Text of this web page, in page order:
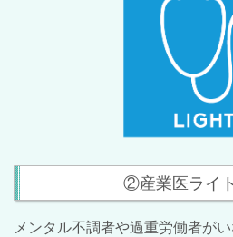
②産業医ライ
メンタル不調者や過重労働者が